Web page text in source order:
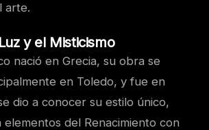
arte.
y el Misticismo
nació en Grecia, su obra se
en Toledo, y fue en
dio a conocer su estilo único,
elementos del Renacimiento con